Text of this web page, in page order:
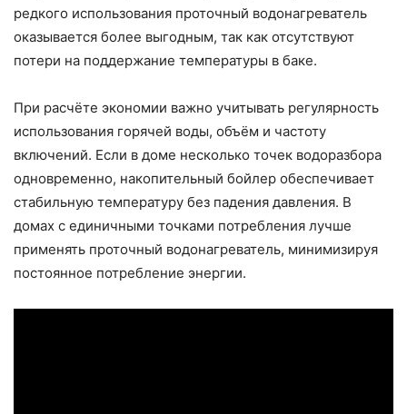
редкого использования проточный водонагреватель
оказывается более выгодным, так как отсутствуют
потери на поддержание температуры в баке.
При расчёте экономии важно учитывать регулярность
использования горячей воды, объём и частоту
включений. Если в доме несколько точек водоразбора
одновременно, накопительный бойлер обеспечивает
стабильную температуру без падения давления. В
домах с единичными точками потребления лучше
применять проточный водонагреватель, минимизируя
постоянное потребление энергии.